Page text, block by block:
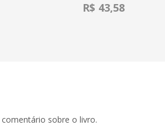
R$ 43,58
comentário sobre o livro.